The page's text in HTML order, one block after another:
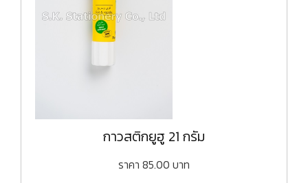
กาวสติกยูฮู 21 กรัม
ราคา 85.00 บาท